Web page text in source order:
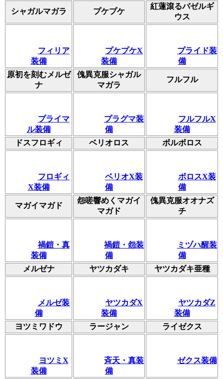
シャガルマガラ プケプケ
紅蓮滾るバゼルギ
ウス
フィリア
装備
プケプケX
装備
プライド装
備
原初を刻むメルゼ
ナ
傀異克服シャガル
マガラ
フルフル
プライマ
ル装備
プラグマ装
備
フルフルX
装備
ドスフロギィ
ベリオロス ボルボロス
フロギィ
X装備
ベリオX装
備
ボロスX装
備
マガイマガド
怨嗟響めくマガイ
マガド
傀異克服オオナズ
チ
禍鎧・真
装備
禍鎧・怨装
備
ミヅハ醒装
備
メルゼナ
ヤツカダキ ヤツカダキ亜種
メルゼ装
備
ヤツカダX
装備
ヤツカダZ
装備
ヨツミワドウ
ラージャン ライゼクス
ヨツミX
装備
斉天・真装
備
ゼクス装備